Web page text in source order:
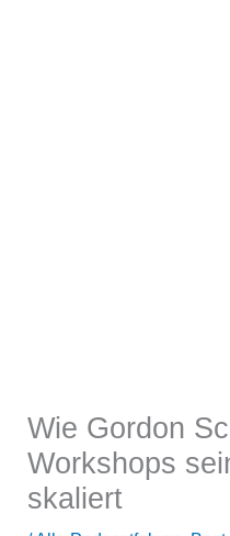
Wie Gordon
Workshops
skaliert